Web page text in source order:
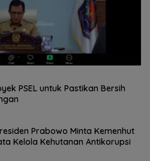
PSEL untuk Pastikan Bersih
Prabowo Minta Kemenhut
Kelola Kehutanan Antikorupsi